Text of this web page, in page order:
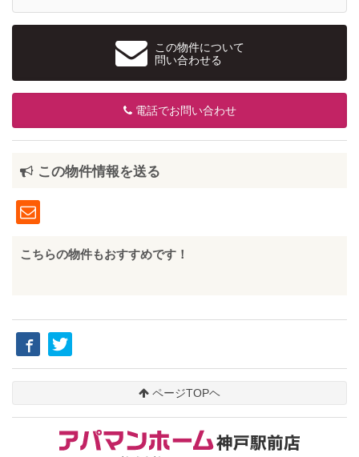
この物件について
問い合わせる
電話でお問い合わせ
この物件情報を送る
こちらの物件もおすすめです！
ページTOPヘ